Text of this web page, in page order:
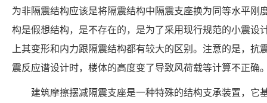
为非隔震结构应该是将隔震结构中隔震支座换为同等水平刚
构是假想结构，是不存在的，是为了采用现行规范的小震设
上其变形和内力跟隔震结构都有较大的区别。注意的是，抗
震反应谱设计时，楼体的高度变了导致风荷载等计算不正确
建筑摩擦摆减隔震支座是一种特殊的结构支承装置，它